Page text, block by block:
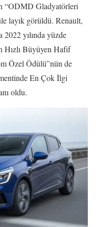
“ODMD Gladyatörleri
layık görüldü. Renault,
yılında yüzde
Hızlı Büyüyen Hafif
Özel Ödülü”nün de
En Çok İlgi
oldu.